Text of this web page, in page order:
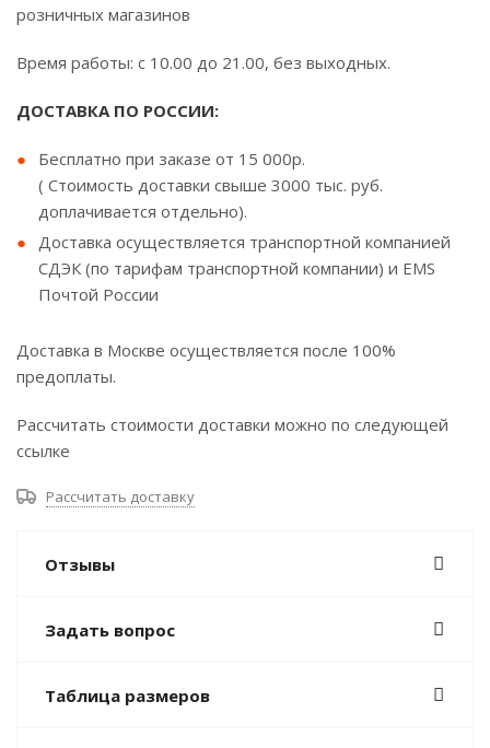
розничных магазинов
Время работы: с 10.00 до 21.00, без выходных.
ДОСТАВКА ПО РОССИИ:
Бесплатно при заказе от 15 000р.
( Стоимость доставки свыше 3000 тыс. руб.
доплачивается отдельно).
Доставка осуществляется транспортной компанией
СДЭК (по тарифам транспортной компании) и EMS
Почтой России
Доставка в Москве осуществляется после 100%
предоплаты.
Рассчитать стоимости доставки можно по следующей
ссылке
Рассчитать доставку
Отзывы
Задать вопрос
Таблица размеров